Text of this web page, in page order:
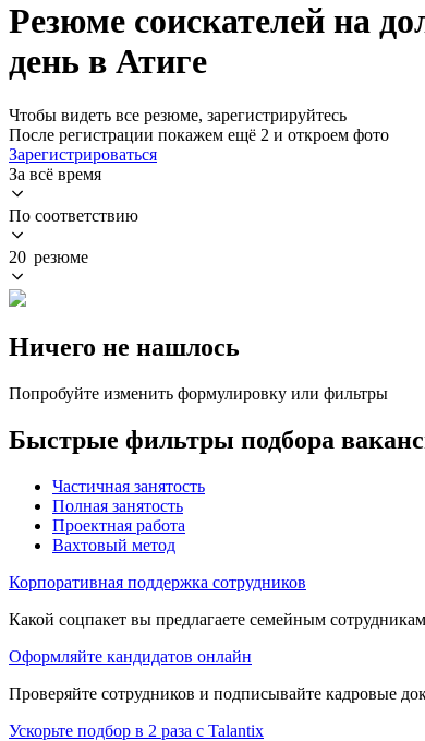
Резюме соискателей на
день в Атиге
Чтобы видеть все резюме, зарегистрируйтесь
После регистрации покажем ещё 2 и откроем фото
Зарегистрироваться
За всё время
По соответствию
20 резюме
Ничего не нашлось
Попробуйте изменить формулировку или фильтры
Быстрые фильтры подбора
Частичная занятость
Полная занятость
Проектная работа
Вахтовый метод
Корпоративная поддержка сотрудников
Какой соцпакет вы предлагаете семейным
Оформляйте кандидатов онлайн
Проверяйте сотрудников и подписывайте кадровые
Ускорьте подбор в 2 раза с Talantix